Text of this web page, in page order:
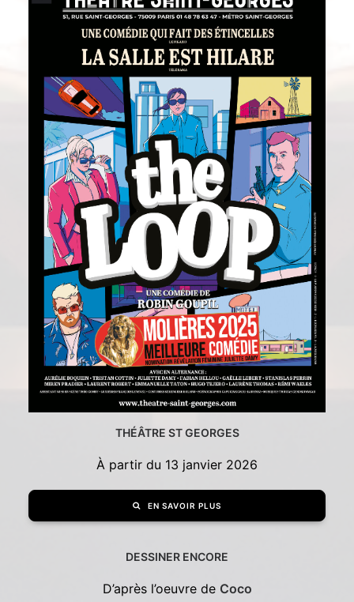
EN SAVOIR PLUS
THÉÂTRE ST GEORGES
À partir du 13 janvier 2026
EN SAVOIR PLUS
DESSINER ENCORE
D’après l’oeuvre de Coco